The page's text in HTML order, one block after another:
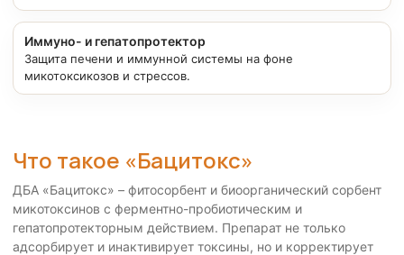
Иммуно- и гепатопротектор
Защита печени и иммунной системы на фоне
микотоксикозов и стрессов.
Что такое «Бацитокс»
ДБА «Бацитокс» – фитосорбент и биоорганический сорбент
микотоксинов с ферментно-пробиотическим и
гепатопротекторным действием. Препарат не только
адсорбирует и инактивирует токсины, но и корректирует